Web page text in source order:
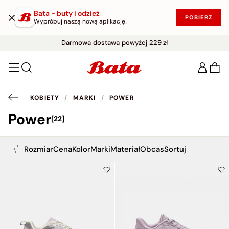
Bata - buty i odzież
Wypróbuj naszą nową aplikację! POBIERZ
Darmowa dostawa powyżej 229 zł
KOBIETY / MARKI / POWER
Power[22]
RozmiarCenaKolorMarkiMateriałObcasSortuj